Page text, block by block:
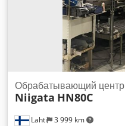
Lahti 3 999 km
Обрабатывающий центр
Niigata HN80C